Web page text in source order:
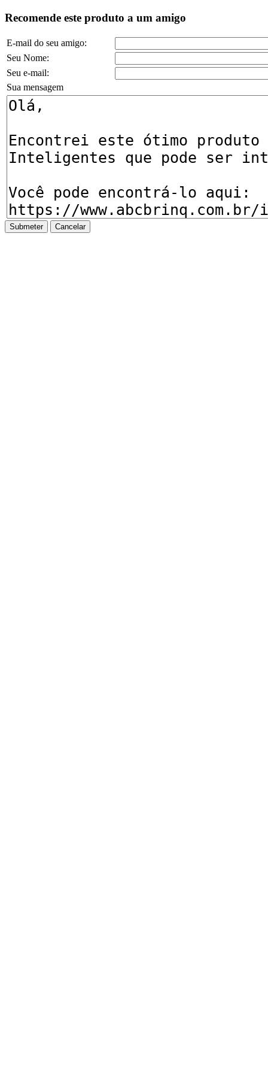
Recomende este produto a um amigo
E-mail do seu amigo:
Seu Nome:
Seu e-mail:
Sua mensagem